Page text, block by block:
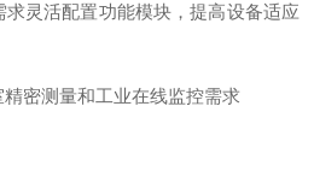
求灵活配置功能模块，提高设备适应
精密测量和工业在线监控需求